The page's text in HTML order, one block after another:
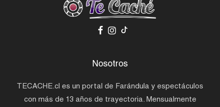
Nosotros
TECACHE.cl es un portal de Farándula y espectáculos
con más de 13 años de trayectoria. Mensualmente